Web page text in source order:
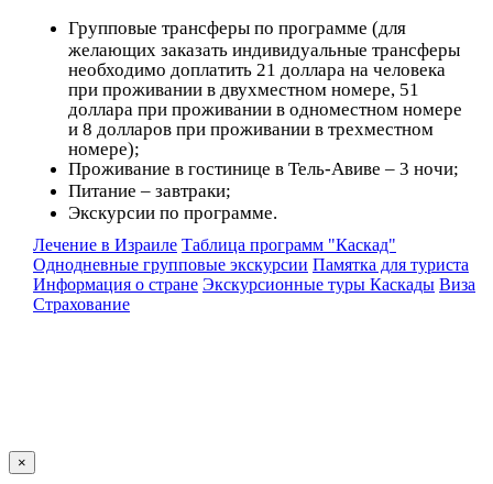
Групповые трансферы по программе (для
желающих заказать индивидуальные трансферы
необходимо доплатить 21 доллара на человека
при проживании в двухместном номере, 51
доллара при проживании в одноместном номере
и 8 долларов при проживании в трехместном
номере);
Проживание в гостинице в Тель-Авиве – 3 ночи;
Питание – завтраки;
Экскурсии по программе.
Лечение в Израиле Таблица программ "Каскад"
Однодневные групповые экскурсии Памятка для туриста
Информация о стране Экскурсионные туры Каскады Виза
Страхование
×